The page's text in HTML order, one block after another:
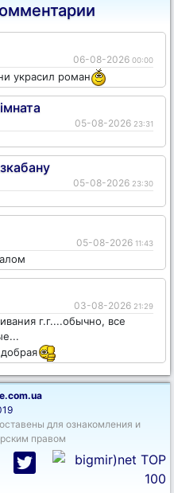
06-08-2026 00:00
украсил роман
05-08-2026 23:31
05-08-2026 23:30
05-08-2026 11:43
03-08-2026 21:29
г.г....обычно, все
для ознакомления и
правом